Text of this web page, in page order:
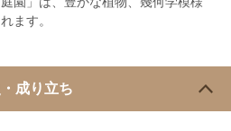
ます。
成り立ち